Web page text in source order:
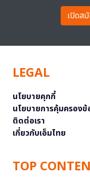
เปิดส
LEGAL
นโยบายคุกกี้
นโยบายการคุ้มครอง
ติดต่อเรา
เกี่ยวกับเอ็มไทย
TOP